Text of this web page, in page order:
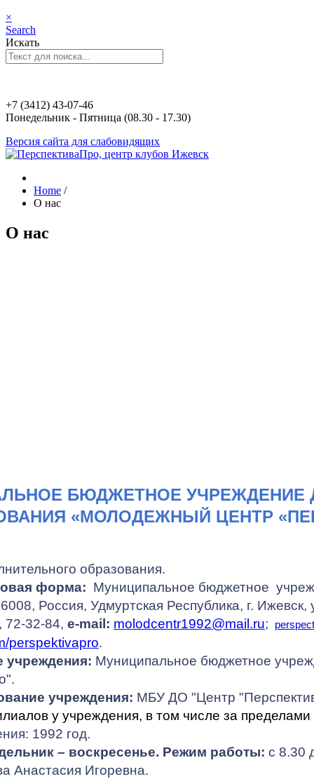
×
Search
Искать
+7 (3412) 43-07-46
Понедельник - Пятница (08.30 - 17.30)
Версия сайта для слабовидящих
Home /
О нас
О нас
БЮДЖЕТНОЕ УЧРЕЖДЕНИЕ
«МОЛОДЕЖНЫЙ ЦЕНТР
образования.
форма: Муниципальное бюджетное
Россия, Удмуртская Республика, г.
32-84, e-mail: molodcentr1992@mail.ru;
perspektivapro.
учреждения: Муниципальное бюджетное
учреждения: МБУ ДО "Центр
у учреждения, в том числе за
1992 год.
– воскресенье. Режим работы: с 8.30
Анастасия Игоревна.